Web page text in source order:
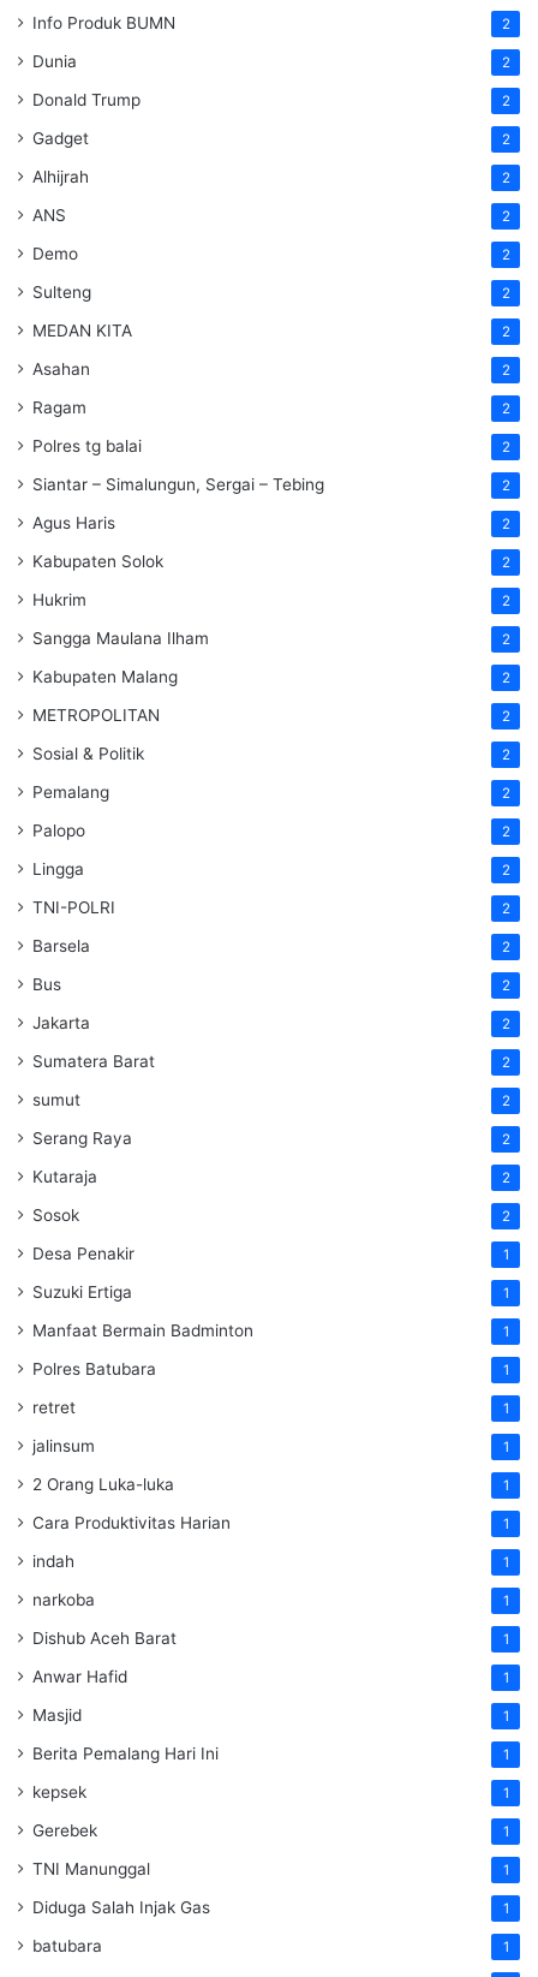
Info Produk BUMN 2
Dunia 2
Donald Trump 2
Gadget 2
Alhijrah 2
ANS 2
Demo 2
Sulteng 2
MEDAN KITA 2
Asahan 2
Ragam 2
Polres tg balai 2
Siantar – Simalungun, Sergai – Tebing 2
Agus Haris 2
Kabupaten Solok 2
Hukrim 2
Sangga Maulana Ilham 2
Kabupaten Malang 2
METROPOLITAN 2
Sosial & Politik 2
Pemalang 2
Palopo 2
Lingga 2
TNI-POLRI 2
Barsela 2
Bus 2
Jakarta 2
Sumatera Barat 2
sumut 2
Serang Raya 2
Kutaraja 2
Sosok 2
Desa Penakir 1
Suzuki Ertiga 1
Manfaat Bermain Badminton 1
Polres Batubara 1
retret 1
jalinsum 1
2 Orang Luka-luka 1
Cara Produktivitas Harian 1
indah 1
narkoba 1
Dishub Aceh Barat 1
Anwar Hafid 1
Masjid 1
Berita Pemalang Hari Ini 1
kepsek 1
Gerebek 1
TNI Manunggal 1
Diduga Salah Injak Gas 1
batubara 1